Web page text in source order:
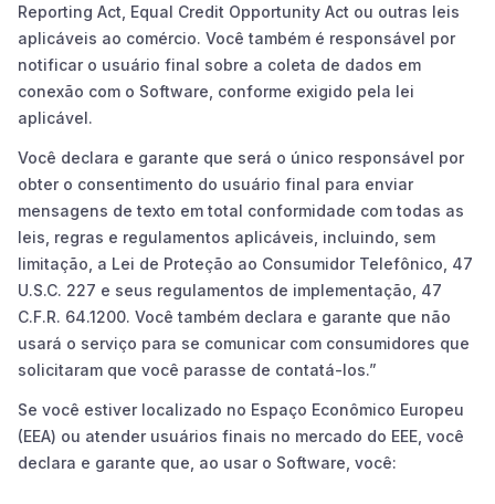
Reporting Act, Equal Credit Opportunity Act ou outras leis
aplicáveis ao comércio. Você também é responsável por
notificar o usuário final sobre a coleta de dados em
conexão com o Software, conforme exigido pela lei
aplicável.
Você declara e garante que será o único responsável por
obter o consentimento do usuário final para enviar
mensagens de texto em total conformidade com todas as
leis, regras e regulamentos aplicáveis, incluindo, sem
limitação, a Lei de Proteção ao Consumidor Telefônico, 47
U.S.C. 227 e seus regulamentos de implementação, 47
C.F.R. 64.1200. Você também declara e garante que não
usará o serviço para se comunicar com consumidores que
solicitaram que você parasse de contatá-los.”
Se você estiver localizado no Espaço Econômico Europeu
(EEA) ou atender usuários finais no mercado do EEE, você
declara e garante que, ao usar o Software, você: